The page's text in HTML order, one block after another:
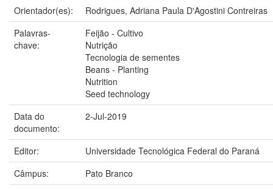
Orientador(es):
Rodrigues, Adriana Paula D'Agostini Contreiras
Palavras-
chave:
Feijão - Cultivo
Nutrição
Tecnologia de sementes
Beans - Planting
Nutrition
Seed technology
Data do
documento:
2-Jul-2019
Editor:
Universidade Tecnológica Federal do Paraná
Câmpus:
Pato Branco